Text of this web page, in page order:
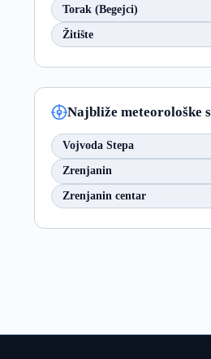
Torak (Begejci)
Žitište
Najbliže meteorološke
Vojvoda Stepa
Zrenjanin
Zrenjanin centar